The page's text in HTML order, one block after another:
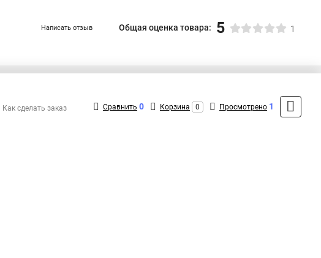
Написать отзыв Общая оценка товара: 5 1
+7 (495) 432-41-41
MAX: +7 (936) 132-34-54
Как сделать заказ Сравнить 0 Корзина 0 Просмотрено 1